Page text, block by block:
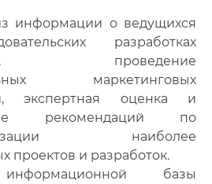
информации о ведущихся
разработках
проведение
маркетинговых
экспертная оценка и
рекомендаций по
наиболее
проектов и разработок.
базы